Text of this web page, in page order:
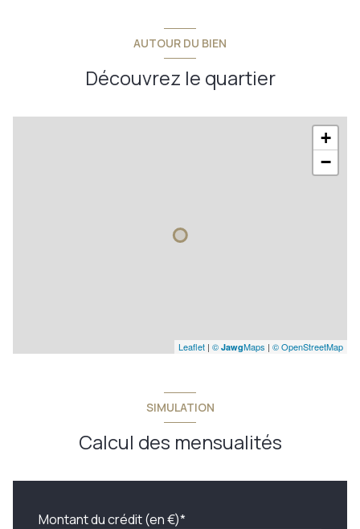
AUTOUR DU BIEN
Découvrez le quartier
+
−
Leaflet | © JawgMaps | © OpenStreetMap
SIMULATION
Calcul des mensualités
Montant du crédit (en €)*